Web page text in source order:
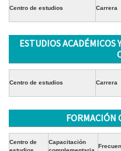
Centro de estudios Carrera
ESTUDIOS ACADÉMICOS
Centro de estudios Carrera
FORMACIÓN
Centro de
Capacitación